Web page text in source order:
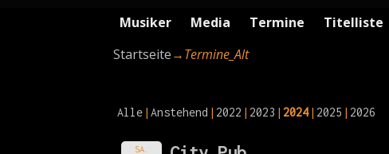
Musiker Media Termine Titelliste
Startseite→Termine_Alt
Alle Anstehend 2022 2023 2024 2025 2026
SA.